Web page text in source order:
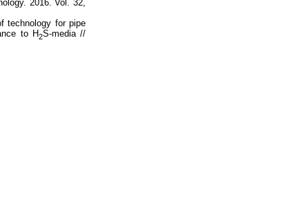
2016. Vol. 32,
technology for pipe
to H2S-media //